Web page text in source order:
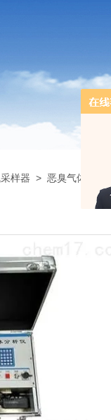
样器 > 恶臭气体分析仪